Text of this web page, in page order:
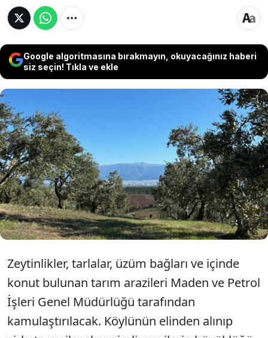
Google algoritmasına bırakmayın, okuyacağınız haberi
siz seçin! Tıkla ve ekle
Muğla’da yıllardır zeytinlikler, tarım arazileri ve
kömür madenciliği arasındaki gerilim
sürerken, Yatağan ve Menteşe ilçelerindeki
toplam 337 bin metrekarelik alanın daha
acele kamulaştırılmasına karar verildi.
Zeytinlikler, tarlalar, üzüm bağları ve içinde
konut bulunan tarım arazileri Maden ve Petrol
İşleri Genel Müdürlüğü tarafından
kamulaştırılacak. Köylünün elinden alınıp